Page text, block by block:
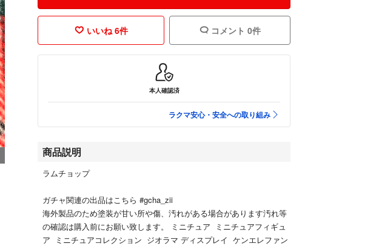
いいね 6件 コメント 0件
本人確認済
ラクマ安心・安全への取り組み
商品説明
ラムチョップ
ガチャ関連の出品はこちら #gcha_zii
海外製品のため塗装が甘い所や傷、汚れがある場合があります汚れ等
の確認は購入前にお願い致します。 ミニチュア ミニチュアフィギュ
ア ミニチュアコレクション ジオラマ ディスプレイ ケンエレファン